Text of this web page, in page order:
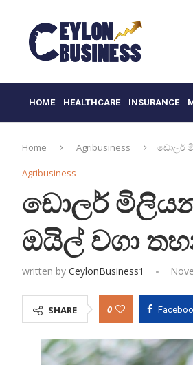
HOME HEALTHCARE INSURANCE
Home Agribusiness ඩොලර්
Agribusiness
ඩොලර්
ඔයිල් වගා
written by CeylonBusiness1
SHARE 0